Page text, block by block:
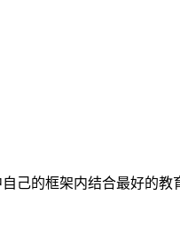
己的框架内结合最好的